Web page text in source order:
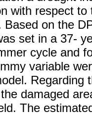
with respect
Based on the
set in a 37-
cycle and
variable
Regarding
damaged
The